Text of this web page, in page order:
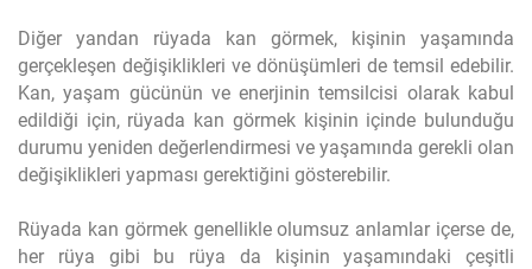
Diğer yandan rüyada kan görmek, kişinin yaşamında
gerçekleşen değişiklikleri ve dönüşümleri de temsil edebilir.
Kan, yaşam gücünün ve enerjinin temsilcisi olarak kabul
edildiği için, rüyada kan görmek kişinin içinde bulunduğu
durumu yeniden değerlendirmesi ve yaşamında gerekli olan
değişiklikleri yapması gerektiğini gösterebilir.
Rüyada kan görmek genellikle olumsuz anlamlar içerse de,
her rüya gibi bu rüya da kişinin yaşamındaki çeşitli